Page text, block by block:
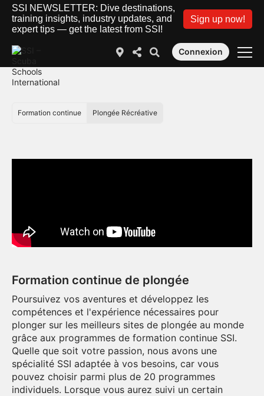
SSI NEWSLETTER: Dive destinations,
training insights, industry updates, and
expert tips — get the latest from SSI!
Sign up now!
Connexion
Formation continue Plongée Récréative
Formation continue de plongée
Poursuivez vos aventures et développez les
compétences et l'expérience nécessaires pour
plonger sur les meilleurs sites de plongée au monde
grâce aux programmes de formation continue SSI.
Quelle que soit votre passion, nous avons une
spécialité SSI adaptée à vos besoins, car vous
pouvez choisir parmi plus de 20 programmes
individuels. Lorsque vous aurez suivi un certain